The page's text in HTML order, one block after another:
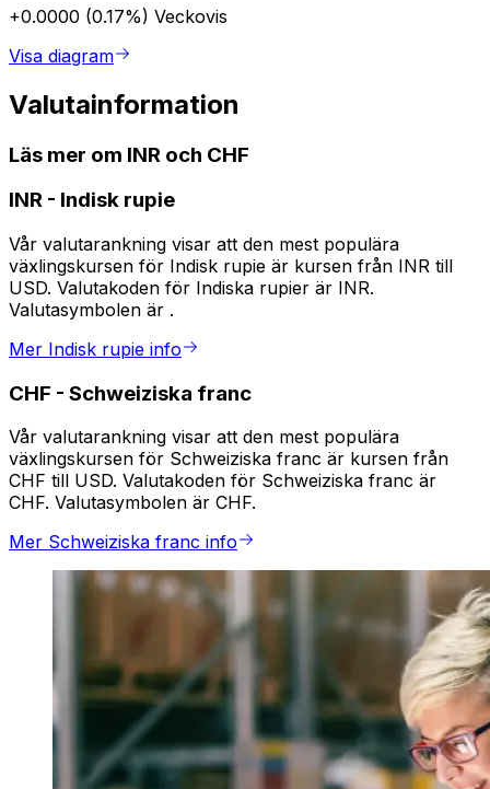
+0.0000 (0.17%) Veckovis
Visa diagram
Valutainformation
Läs mer om INR och CHF
INR - Indisk rupie
Vår valutarankning visar att den mest populära
växlingskursen för Indisk rupie är kursen från INR till
USD. Valutakoden för Indiska rupier är INR.
Valutasymbolen är ₹.
Mer Indisk rupie info
CHF - Schweiziska franc
Vår valutarankning visar att den mest populära
växlingskursen för Schweiziska franc är kursen från
CHF till USD. Valutakoden för Schweiziska franc är
CHF. Valutasymbolen är CHF.
Mer Schweiziska franc info